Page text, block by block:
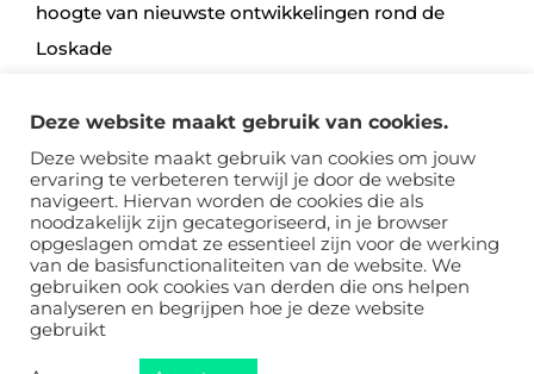
hoogte van nieuwste ontwikkelingen rond de
Loskade
Aanmelden
Sitemap Voorwaarden Disclaimer, Privacy & Cookies
Deze website maakt gebruik van cookies.
Deze website maakt gebruik van cookies om jouw
ervaring te verbeteren terwijl je door de website
navigeert. Hiervan worden de cookies die als
noodzakelijk zijn gecategoriseerd, in je browser
opgeslagen omdat ze essentieel zijn voor de werking
van de basisfunctionaliteiten van de website. We
gebruiken ook cookies van derden die ons helpen
analyseren en begrijpen hoe je deze website
gebruikt